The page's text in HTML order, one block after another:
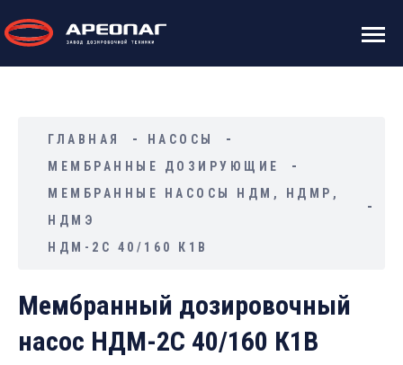
ГЛАВНАЯ
НАСОСЫ
МЕМБРАННЫЕ ДОЗИРУЮЩИЕ
МЕМБРАННЫЕ НАСОСЫ НДМ, НДМР,
НДМЭ
НДМ-2С 40/160 К1В
Мембранный дозировочный
насос НДМ-2С 40/160 К1В